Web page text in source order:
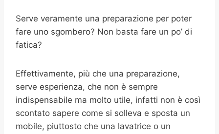
Serve veramente una preparazione per poter
fare uno sgombero? Non basta fare un po’ di
fatica?
Effettivamente, più che una preparazione,
serve esperienza, che non è sempre
indispensabile ma molto utile, infatti non è così
scontato sapere come si solleva e sposta un
mobile, piuttosto che una lavatrice o un